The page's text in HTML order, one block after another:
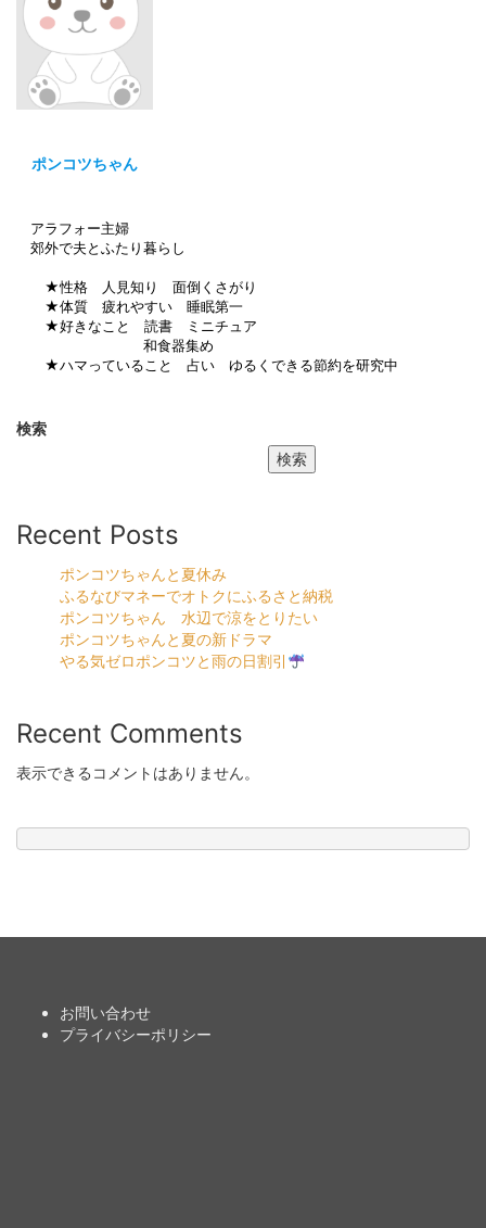
ポンコツちゃん
アラフォー主婦
郊外で夫とふたり暮らし
★性格 人見知り 面倒くさがり
★体質 疲れやすい 睡眠第一
★好きなこと 読書 ミニチュア
和食器集め
★ハマっていること 占い ゆるくできる節約を研究中
検索
検索
Recent Posts
ポンコツちゃんと夏休み
ふるなびマネーでオトクにふるさと納税
ポンコツちゃん 水辺で涼をとりたい
ポンコツちゃんと夏の新ドラマ
やる気ゼロポンコツと雨の日割引
Recent Comments
表示できるコメントはありません。
お問い合わせ
プライバシーポリシー